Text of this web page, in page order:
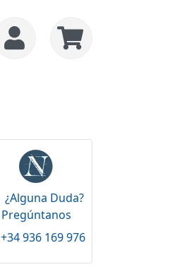
¿Alguna Duda?
Pregúntanos
+34 936 169 976